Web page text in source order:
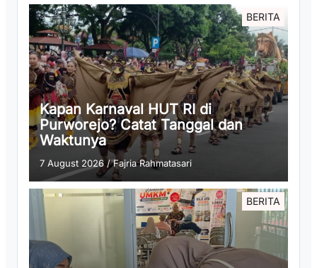
BERITA
Kapan Karnaval HUT RI di
Purworejo? Catat Tanggal dan
Waktunya
7 August 2026 /Fajria Rahmatasari
BERITA